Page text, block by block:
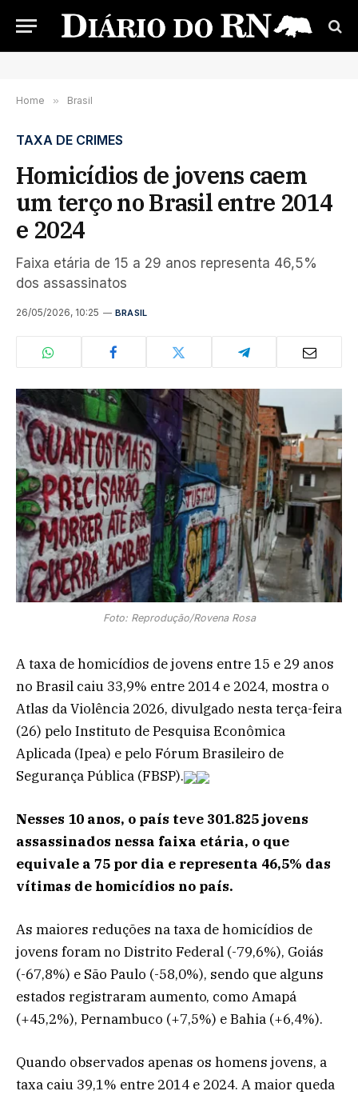
Home » Brasil
TAXA DE CRIMES
Homicídios de jovens caem
um terço no Brasil entre 2014
e 2024
Faixa etária de 15 a 29 anos representa 46,5%
dos assassinatos
26/05/2026, 10:25 BRASIL
Foto: Reprodução/Rovena Rosa
A taxa de homicídios de jovens entre 15 e 29 anos
no Brasil caiu 33,9% entre 2014 e 2024, mostra o
Atlas da Violência 2026, divulgado nesta terça-feira
(26) pelo Instituto de Pesquisa Econômica
Aplicada (Ipea) e pelo Fórum Brasileiro de
Segurança Pública (FBSP).
Nesses 10 anos, o país teve 301.825 jovens
assassinados nessa faixa etária, o que
equivale a 75 por dia e representa 46,5% das
vítimas de homicídios no país.
As maiores reduções na taxa de homicídios de
jovens foram no Distrito Federal (-79,6%), Goiás
(-67,8%) e São Paulo (-58,0%), sendo que alguns
estados registraram aumento, como Amapá
(+45,2%), Pernambuco (+7,5%) e Bahia (+6,4%).
Quando observados apenas os homens jovens, a
taxa caiu 39,1% entre 2014 e 2024. A maior queda